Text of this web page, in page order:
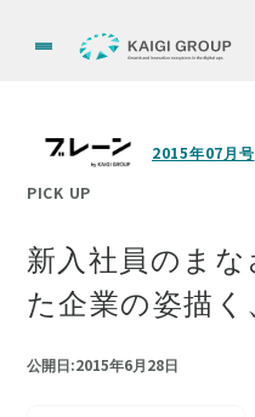
2015年07月号
PICK UP
新入社員のま
た企業の姿描
公開日:2015年6月28日